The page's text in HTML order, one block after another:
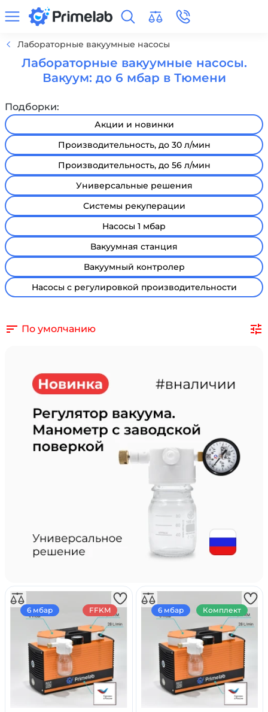
Лабораторные вакуумные насосы
Лабораторные вакуумные насосы.
Вакуум: до 6 мбар в Тюмени
Подборки:
Акции и новинки
Производительность, до 30 л/мин
Производительность, до 56 л/мин
Универсальные решения
Системы рекуперации
Насосы 1 мбар
Вакуумная станция
Вакуумный контролер
Насосы с регулировкой производительности
По умолчанию
6 мбар FFKM 6 мбар Комплект